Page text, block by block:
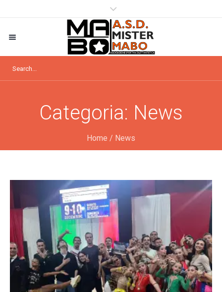
Categoria: News
Home / News